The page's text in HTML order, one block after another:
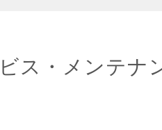
ス・メンテナ